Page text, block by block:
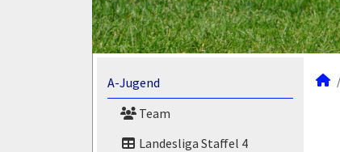
A-Jugend
Team
Landesliga Staffel 4